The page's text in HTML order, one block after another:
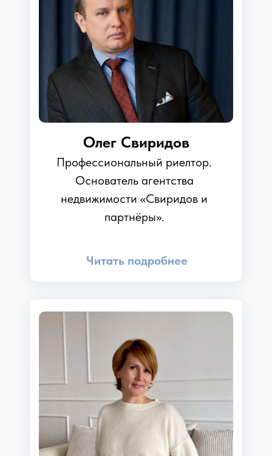
Олег Свиридов
Профессиональный риелтор.
Основатель агентства
недвижимости «Свиридов и
партнёры».
Читать подробнее